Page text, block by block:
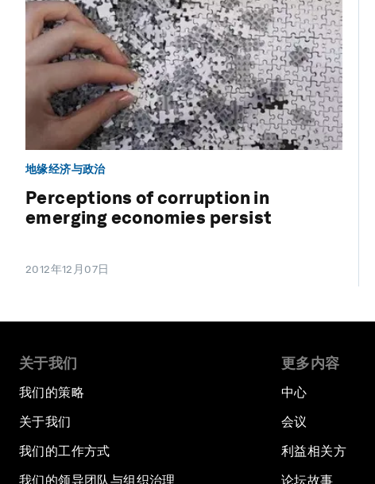
地缘经济与政治
Perceptions of corruption in
emerging economies persist
2012年12月07日
关于我们
我们的策略
关于我们
我们的工作方式
我们的领导团队与组织治理
更多内容
中心
会议
利益相关方
论坛故事